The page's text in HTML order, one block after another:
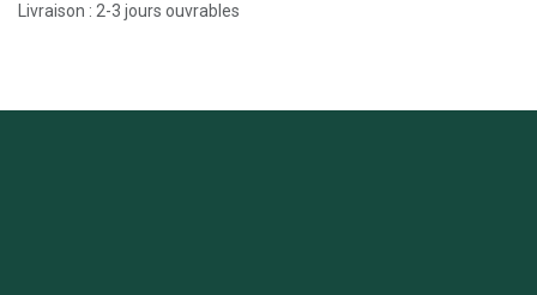
Livraison : 2-3 jours ouvrables